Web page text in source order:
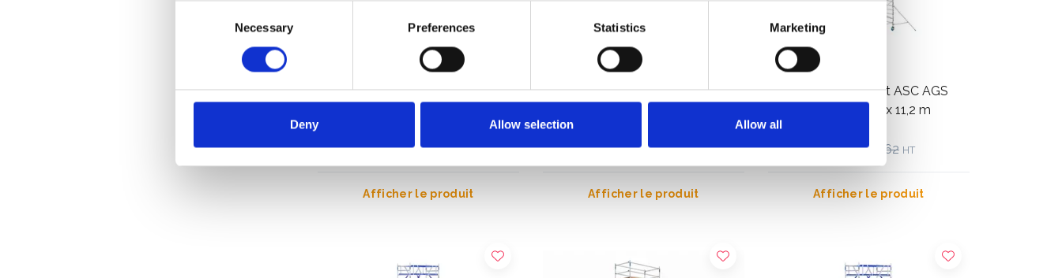
Necessary Preferences Statistics Marketing
Deny Allow selection Allow all
ASC tour roulante universelle 1,35
€4.219,00 €5.234,42 HT
Afficher le produit
Échafaudage roulant EuroScaffold
11,2 m
€3.659,00 €4.531,65 HT
Afficher le produit
Échafaudage roulant ASC AGS
Pro single 135 x 250 x 11,2 m
hauteur travail
€4.319,00 €5.357,62 HT
Afficher le produit